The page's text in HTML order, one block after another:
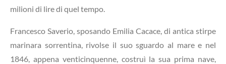
milioni di lire di quel tempo.
Francesco Saverio, sposando Emilia Cacace, di antica stirpe
marinara sorrentina, rivolse il suo sguardo al mare e nel
1846, appena venticinquenne, costruì la sua prima nave,